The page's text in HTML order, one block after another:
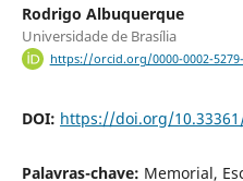
Rodrigo Albuquerque
Universidade de Brasília
https://orcid.org/0000-0002-5279-
DOI: https://doi.org/
Palavras-chave: Memorial,